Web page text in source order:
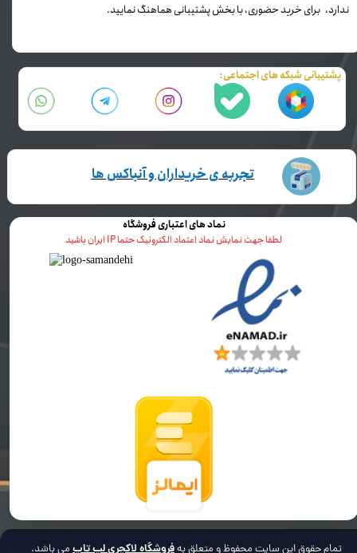
پشتیبانی شبکه های اجتماعی:
تمام حقوق این سایت محفوظ و متعلق بهفروشگاه لاکچری لپ تاپ می باشد.
ندارد، برای خرید حضوری، با بخش پشتیبانی هماهنگ نمایید.
نماد های اعتباری فروشگاه
لطفا جهت نمایش نماد اعتماد الکترونیک حتما IP ایران باشید
تجربه ی خریداران و آنباکس ها